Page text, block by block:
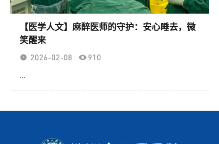
【医学人文】麻醉医师的守护：安心睡去，微
笑醒来
2026-02-08 910
...